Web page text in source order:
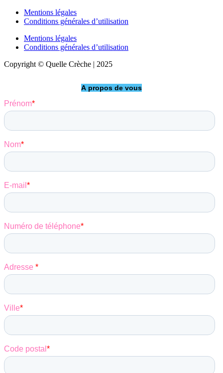
Mentions légales
Conditions générales d’utilisation
Mentions légales
Conditions générales d’utilisation
Copyright © Quelle Crèche | 2025